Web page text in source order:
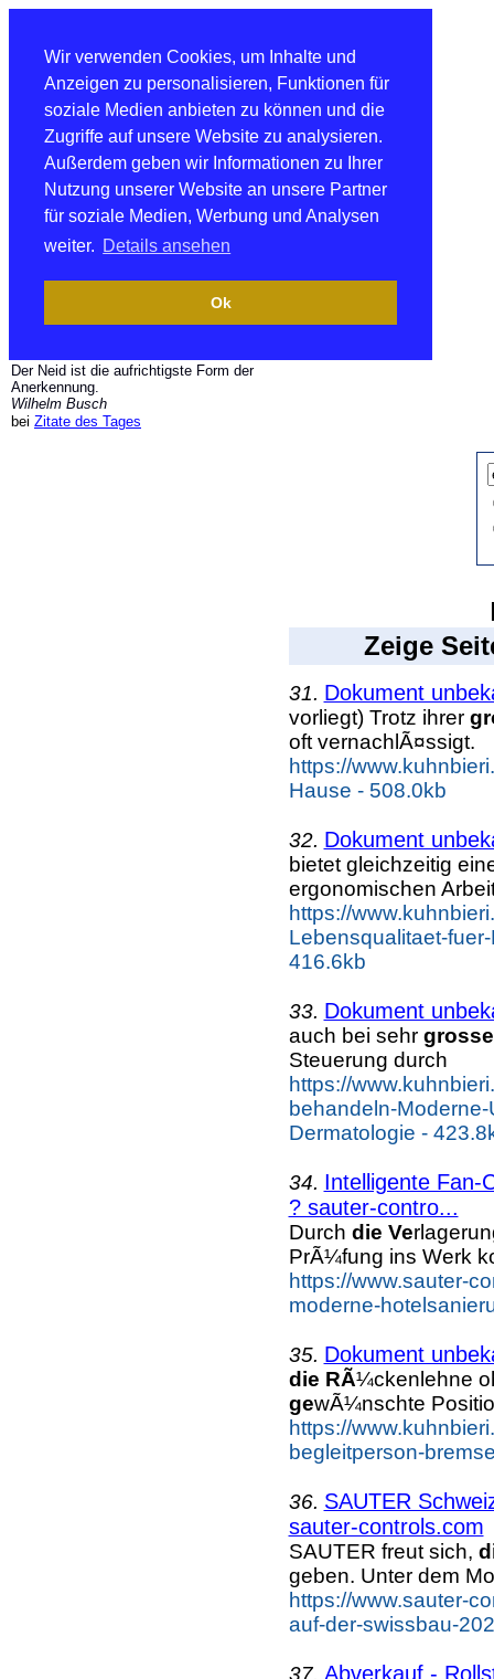
Wir verwenden Cookies, um Inhalte und
Anzeigen zu personalisieren, Funktionen für
soziale Medien anbieten zu können und die
Zugriffe auf unsere Website zu analysieren.
Außerdem geben wir Informationen zu Ihrer
Nutzung unserer Website an unsere Partner
für soziale Medien, Werbung und Analysen
weiter. Details ansehen
Ok
Der Neid ist die aufrichtigste Form der
Anerkennung.
Wilhelm Busch
bei Zitate des Tages
Zeige
31. Dokument
vorliegt) Trotz ihrer
oft vernachlÃ¤ssigt.
https://
Hause - 508.0kb
32. Dokument
bietet gleichzeitig
ergonomischen
https://
Lebensqualitaet-
416.6kb
33. Dokument
auch bei sehr
Steuerung durch
https://
behandeln-
Dermatologie -
34. Intelligente Fan-
? sauter-contro...
Durch die Ve
PrÃ¼fung ins Werk
https://www.sauter-
moderne-
35. Dokument
die RÃ¼ckenlehne
gewÃ¼nschte
https://
begleitperson-
36. SAUTER
sauter-controls.com
SAUTER freut sich,
geben. Unter dem
https://www.sauter-
auf-der-swissbau-
37. Abverkauf -